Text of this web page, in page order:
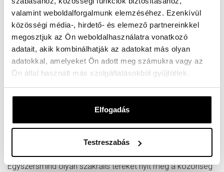
valamint weboldalforgalmunk elemzéséhez. Ezenkívül
közösségi média-, hirdető- és elemező partnereinkkel
megosztjuk az Ön weboldalhasználatra vonatkozó
adatait, akik kombinálhatják az adatokat más olyan
adatokkal, amelyeket Ön adott meg számukra vagy az
Ön által használt más szolgáltatásokból gyűjtöttek.
Elfogadás
Testreszabás
természetéről.
Spiritualitás:
Ahogy a pannonhalmi bencés szerzetesek
mindennapjainak, úgy ad keretet az Arcus Temporumnak is
az imádságok ritmusa. A Pannonhalmi Főapátság Kortárs
Művészeti Fesztiválján arra hívja meg évről évre a
látogatókat, hogy – a zenei, irodalmi és képzőművészeti
programok mellett – kapcsolódjanak be az évezredes
Egyszersmind olyan szakrális tereket nyit meg a közönség